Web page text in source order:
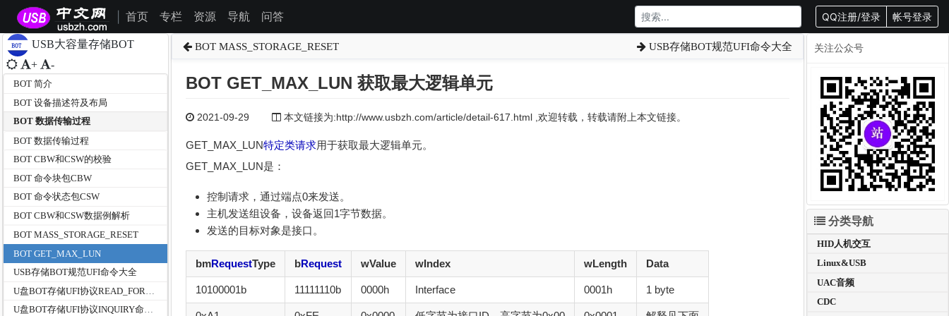
首页 专栏 资源 导航 问答 QQ注册/登录 帐号登录
USB大容量存储BOT
+ -
BOT 简介
BOT 设备描述符及布局
BOT 数据传输过程
BOT 数据传输过程
BOT CBW和CSW的校验
BOT 命令块包CBW
BOT 命令状态包CSW
BOT CBW和CSW数据例解析
BOT MASS_STORAGE_RESET
BOT GET_MAX_LUN
USB存储BOT规范UFI命令大全
U盘BOT存储UFI协议INQUIRY命令说明及实例分析
BOT MASS_STORAGE_RESET USB存储BOT规范UFI命令大全
BOT GET_MAX_LUN 获取最大逻辑单元
2021-09-29 本文链接为:http://www.usbzh.com/article/detail-617.html ,欢迎转载，转载请附上本文链接。
GET_MAX_LUN特定类请求用于获取最大逻辑单元。
GET_MAX_LUN是：
控制请求，通过端点0来发送。
主机发送组设备，设备返回1字节数据。
发送的目标对象是接口。
bmRequestType bRequest wValue wIndex wLength Data
10100001b 11111110b 0000h Interface 0001h 1 byte
关注公众号
分类导航
HID人机交互
Linux&USB
UAC音频
CDC